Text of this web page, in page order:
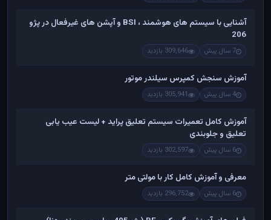
آشنایی با سیستم های هوشمند ، BSI و آپشن های غیرفعال در پژو
206
7 سال پیش 309,646 بازدید
آموزش سنجش کمپرس سیلندر موتور
4 سال پیش 305,941 بازدید
آموزش کامل تعمیرات سیستم تعلیق پراید + لیست عیب یابی
تعلیق و جلوبندی
6 سال پیش 302,597 بازدید
معرفی و آموزش کامل کار با مولتی متر
6 سال پیش 296,752 بازدید